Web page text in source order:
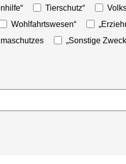
Tierschutz“
Wohlfahrtswesen“
„Sonstige